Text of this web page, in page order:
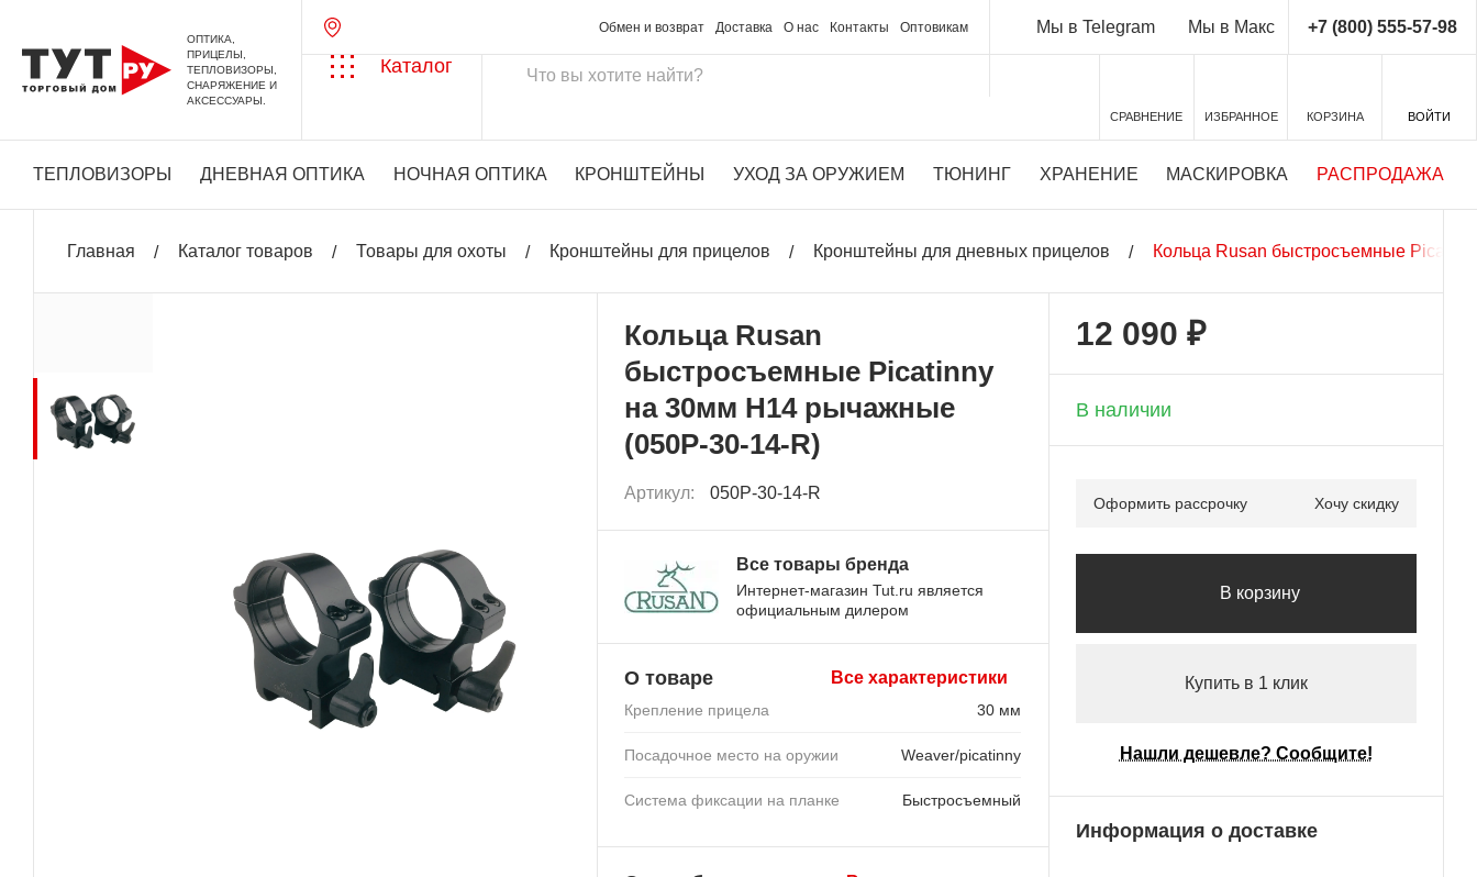
ОПТИКА,
ПРИЦЕЛЫ,
ТЕПЛОВИЗОРЫ,
СНАРЯЖЕНИЕ И
АКСЕССУАРЫ.
Обмен и возврат Доставка О нас Контакты Оптовикам Мы в Telegram Мы в Макс +7 (800) 555-57-98
Каталог
СРАВНЕНИЕ ИЗБРАННОЕ КОРЗИНА ВОЙТИ
ТЕПЛОВИЗОРЫ ДНЕВНАЯ ОПТИКА НОЧНАЯ ОПТИКА КРОНШТЕЙНЫ УХОД ЗА ОРУЖИЕМ ТЮНИНГ ХРАНЕНИЕ МАСКИРОВКА РАСПРОДАЖА
Главная Каталог товаров Товары для охоты Кронштейны для прицелов Кронштейны для дневных прицелов Кольца Rusan быстросъемные
Кольца Rusan
быстросъемные Picatinny
на 30мм H14 рычажные
(050P-30-14-R)
Артикул: 050P-30-14-R
Все товары бренда
Интернет-магазин Tut.ru является
официальным дилером
О товаре Все характеристики
Крепление прицела 30 мм
Посадочное место на оружии Weaver/picatinny
Система фиксации на планке Быстросъемный
12 090 ₽
В наличии
Оформить рассрочку Хочу скидку
В корзину
Купить в 1 клик
Нашли дешевле? Сообщите!
Информация о доставке